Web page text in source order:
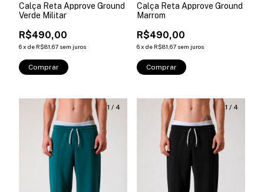
Calça Reta Approve Ground
Verde Militar
R$490,00
6x de R$81,67 sem juros
Comprar
Calça Reta Approve Ground
Marrom
R$490,00
6x de R$81,67 sem juros
Comprar
1 / 4 1 / 4